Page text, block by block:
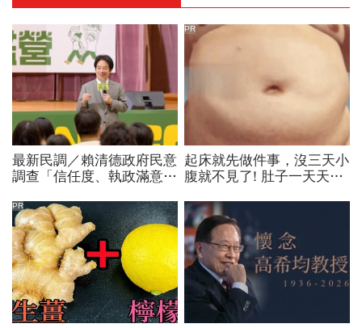
最新民調／賴清德政府民意
調查「信任度、執政滿意
降…中央表現牽動縣市長選
戰！
起床就先做件事，沒三天小
腹就不見了! 肚子一天天變
PR
PR